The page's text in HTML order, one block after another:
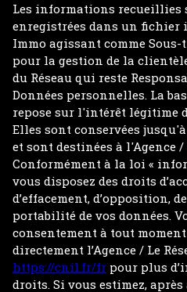
Les informations recueillies
enregistrées dans un fichier
Immo agissant comme
pour la gestion de la
du Réseau qui reste
Données personnelles. La
repose sur l'intérêt légitime
Elles sont conservées
et sont destinées à l'Agence /
Conformément à la loi «
vous disposez des droits
d’effacement, d’opposition,
portabilité de vos données.
consentement à tout
directement l’Agence / Le
https://cnil.fr/fr pour plus
droits. Si vous estimez,